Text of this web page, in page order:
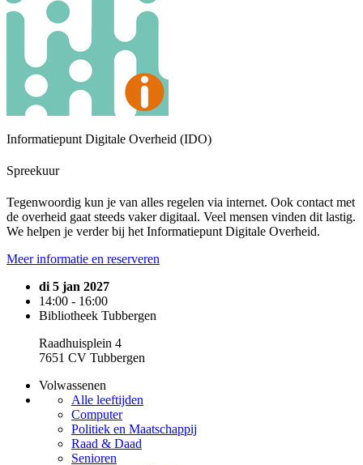
Informatiepunt Digitale Overheid (IDO)
Spreekuur
Tegenwoordig kun je van alles regelen via internet. Ook contact met
de overheid gaat steeds vaker digitaal. Veel mensen vinden dit lastig.
We helpen je verder bij het Informatiepunt Digitale Overheid.
Meer informatie en reserveren
di 5 jan 2027
14:00 - 16:00
Bibliotheek Tubbergen
Raadhuisplein 4
7651 CV Tubbergen
Volwassenen
Alle leeftijden
Computer
Politiek en Maatschappij
Raad & Daad
Senioren